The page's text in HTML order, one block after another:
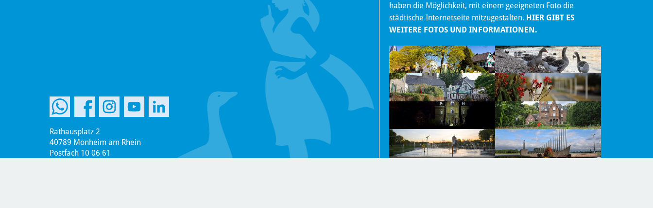
Rathausplatz 2
40789 Monheim am Rhein
Postfach 10 06 61
haben die Möglichkeit, mit einem geeigneten Foto die
städtische Internetseite mitzugestalten. HIER GIBT ES
WEITERE FOTOS UND INFORMATIONEN.